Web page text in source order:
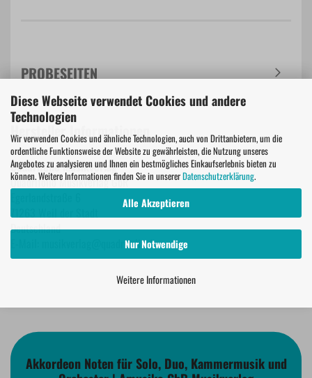
Diese Webseite verwendet Cookies und andere
Technologien
Wir verwenden Cookies und ähnliche Technologien, auch von Drittanbietern, um die
ordentliche Funktionsweise der Website zu gewährleisten, die Nutzung unseres
Angebotes zu analysieren und Ihnen ein bestmögliches Einkaufserlebnis bieten zu
können. Weitere Informationen finden Sie in unsererDatenschutzerklärung.
Alle Akzeptieren
Nur Notwendige
Weitere Informationen
PROBESEITEN
Hersteller Informationen
Quadrifolio Musikverlag
Quadrifolio Musikverlag GbR
71263 Weil der Stadt
Deutschland
E-Mail: musikverlag@quadrifolio.de
Akkordeon Noten für Solo, Duo, Kammermusik und